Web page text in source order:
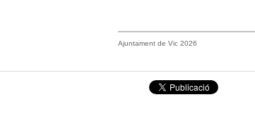
Ajuntament de Vic 2026